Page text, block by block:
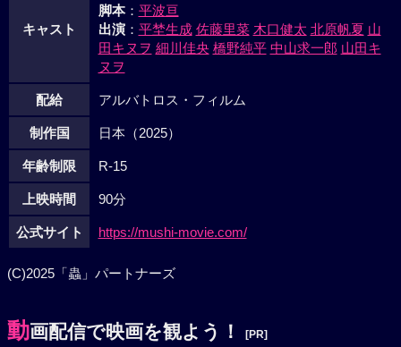
キャスト
脚本： 平波亘
出演： 平埜生成 佐藤里菜 木口健太 北原帆夏 山
田キヌヲ 細川佳央 橋野純平 中山求一郎 山田キ
ヌヲ
配給 アルバトロス・フィルム
制作国 日本（2025）
年齢制限 R-15
上映時間 90分
公式サイト https://mushi-movie.com/
(C)2025「蟲」パートナーズ
動画配信で映画を観よう！ [PR]